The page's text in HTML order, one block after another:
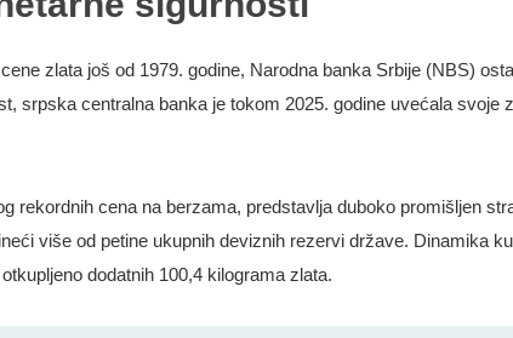
zlata još od 1979. godine, Narodna banka Srbije (NBS)
srpska centralna banka je tokom 2025. godine uvećala svoje
rekordnih cena na berzama, predstavlja duboko promišljen
više od petine ukupnih deviznih rezervi države. Dinamika
dodatnih 100,4 kilograma zlata.